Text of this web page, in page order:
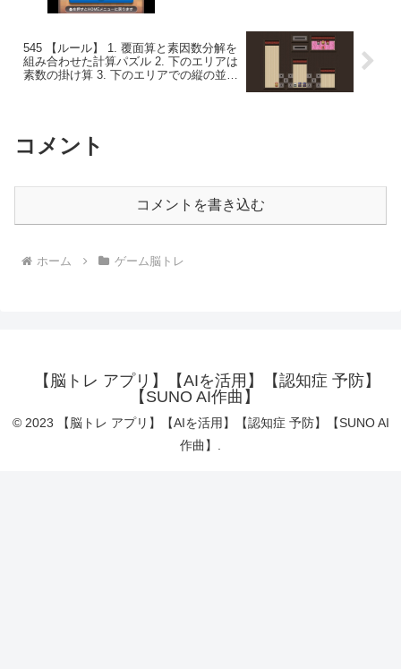
545 【ルール】 1. 覆面算と素因数分解を
組み合わせた計算パズル 2. 下のエリアは
素数の掛け算 3. 下のエリアでの縦の並び
コメント
コメントを書き込む
ホーム ゲーム脳トレ
【脳トレ アプリ】【AIを活用】【認知症 予防】
【SUNO AI作曲】
© 2023 【脳トレ アプリ】【AIを活用】【認知症 予防】【SUNO AI
作曲】.